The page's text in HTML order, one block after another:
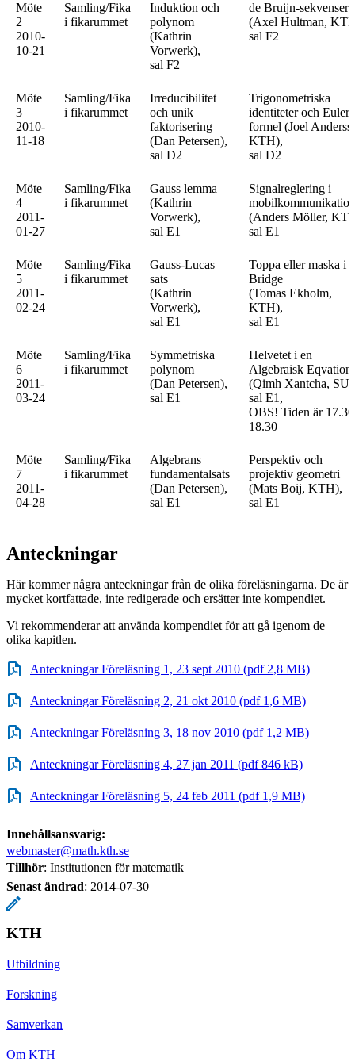
Möte
2
2010-
10-21
Samling/Fika
i fikarummet
Induktion och
polynom
(Kathrin
Vorwerk),
sal F2
de Bruijn-sekvenser
(Axel Hultman,
sal F2
Möte
3
2010-
11-18
Samling/Fika
i fikarummet
Irreducibilitet
och unik
faktorisering
(Dan Petersen),
sal D2
Trigonometriska
identiteter och Eulers
formel (Joel
KTH),
sal D2
Möte
4
2011-
01-27
Samling/Fika
i fikarummet
Gauss lemma
(Kathrin
Vorwerk),
sal E1
Signalreglering i
(Anders Möller,
sal E1
Möte
5
2011-
02-24
Samling/Fika
i fikarummet
Gauss-Lucas
sats
(Kathrin
Vorwerk),
sal E1
Toppa eller maska i
Bridge
(Tomas Ekholm,
KTH),
sal E1
Möte
6
2011-
03-24
Samling/Fika
i fikarummet
Symmetriska
polynom
(Dan Petersen),
sal E1
Helvetet i en
Algebraisk Eqvation
(Qimh Xantcha,
sal E1,
OBS! Tiden är
18.30
Möte
7
2011-
04-28
Samling/Fika
i fikarummet
Algebrans
fundamentalsats
(Dan Petersen),
sal E1
Perspektiv och
projektiv geometri
(Mats Boij, KTH),
sal E1
Anteckningar
Här kommer några anteckningar från de olika föreläsningarna. De är
mycket kortfattade, inte redigerade och ersätter inte kompendiet.
Vi rekommenderar att använda kompendiet för att gå igenom de
olika kapitlen.
Anteckningar Föreläsning 1, 23 sept 2010 (pdf 2,8 MB)
Anteckningar Föreläsning 2, 21 okt 2010 (pdf 1,6 MB)
Anteckningar Föreläsning 3, 18 nov 2010 (pdf 1,2 MB)
Anteckningar Föreläsning 4, 27 jan 2011 (pdf 846 kB)
Anteckningar Föreläsning 5, 24 feb 2011 (pdf 1,9 MB)
Innehållsansvarig:
webmaster@math.kth.se
Tillhör: Institutionen för matematik
Senast ändrad: 2014-07-30
KTH
Utbildning
Forskning
Samverkan
Om KTH